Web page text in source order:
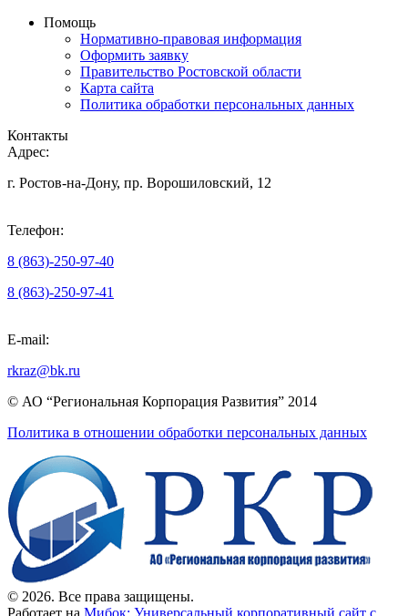
Помощь
Нормативно-правовая информация
Оформить заявку
Правительство Ростовской области
Карта сайта
Политика обработки персональных данных
Контакты
Адрес:
г. Ростов-на-Дону, пр. Ворошиловский, 12
Телефон:
8 (863)-250-97-40
8 (863)-250-97-41
E-mail:
rkraz@bk.ru
© АО “Региональная Корпорация Развития” 2014
Политика в отношении обработки персональных данных
© 2026. Все права защищены.
Работает на Мибок: Универсальный корпоративный сайт с